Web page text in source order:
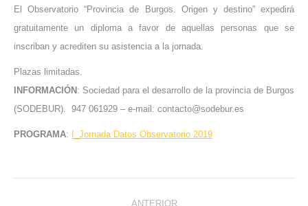
El Observatorio “Provincia de Burgos. Origen y destino” expedirá
gratuitamente un diploma a favor de aquellas personas que se
inscriban y acrediten su asistencia a la jornada.
Plazas limitadas.
INFORMACIÓN : Sociedad para el desarrollo de la provincia de Burgos
(SODEBUR). 947 061929 – e-mail: contacto@sodebur.es
PROGRAMA: I_Jornada Datos Observatorio 2019
ANTERIOR